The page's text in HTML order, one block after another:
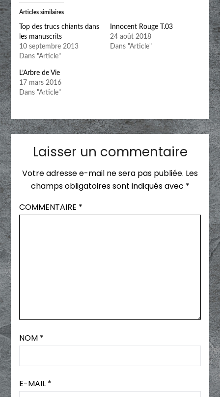
Articles similaires
Top des trucs chiants dans
les manuscrits
10 septembre 2013
Dans "Article"
Innocent Rouge T.03
24 août 2018
Dans "Article"
L’Arbre de Vie
17 mars 2016
Dans "Article"
Laisser un commentaire
Votre adresse e-mail ne sera pas publiée. Les
champs obligatoires sont indiqués avec *
COMMENTAIRE *
NOM *
E-MAIL *